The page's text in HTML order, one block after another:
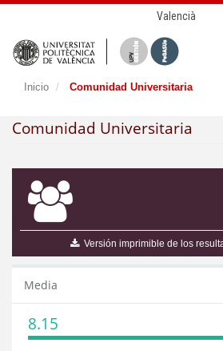
Valencià
Inicio Comunidad Universitaria
Comunidad Universitaria
Versión imprimible de los
Media
8.15